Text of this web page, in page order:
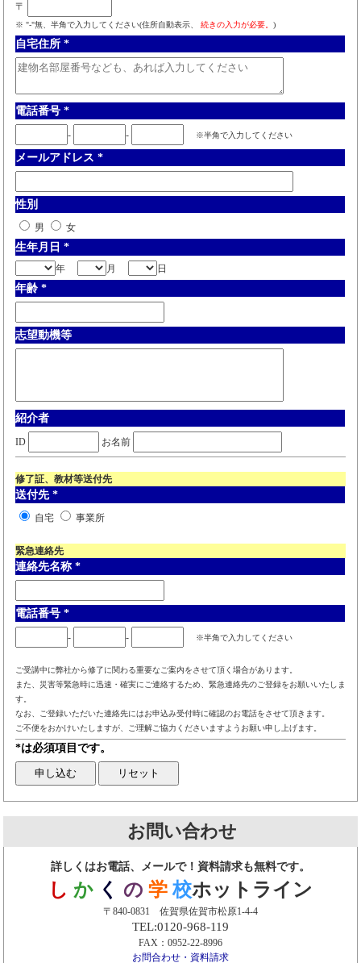
〒
※ "-"無、半角で入力してください(住所自動表示、 続きの入力が必要。 )
自宅住所 *
電話番号 *
- - ※半角で入力してください
メールアドレス *
性別
男 女
生年月日 *
年 月 日
年齢 *
志望動機等
紹介者
ID お名前
修了証、教材等送付先
送付先 *
自宅 事業所
緊急連絡先
連絡先名称 *
電話番号 *
- - ※半角で入力してください
ご受講中に弊社から修了に関わる重要なご案内をさせて頂く場合があります。
また、災害等緊急時に迅速・確実にご連絡するため、緊急連絡先のご登録をお願いいたしま
す。
なお、ご登録いただいた連絡先にはお申込み受付時に確認のお電話をさせて頂きます。
ご不便をおかけいたしますが、ご理解ご協力くださいますようお願い申し上げます。
*は必須項目です。
お問い合わせ
詳しくはお電話、メールで！資料請求も無料です。
し か く の 学 校ホットライン
〒840-0831 佐賀県佐賀市松原1-4-4
TEL:0120-968-119
FAX：0952-22-8996
お問合わせ・資料請求